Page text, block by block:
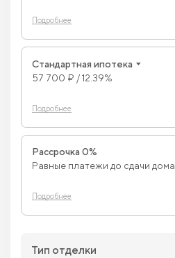
Подробнее
Стандартная ипотека
57 700 ₽ / 12.39%
Подробнее
Рассрочка 0%
Равные платежи до сдачи дома
Подробнее
Тип отделки